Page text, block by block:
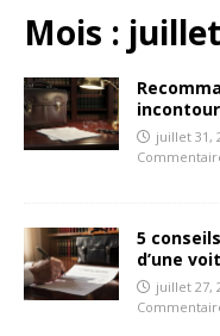
Mois :
juillet 31,
5
d’une
juillet 27,